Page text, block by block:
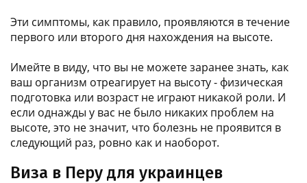
Эти симптомы, как правило, проявляются в течение
первого или второго дня нахождения на высоте.
Имейте в виду, что вы не можете заранее знать, как
ваш организм отреагирует на высоту - физическая
подготовка или возраст не играют никакой роли. И
если однажды у вас не было никаких проблем на
высоте, это не значит, что болезнь не проявится в
следующий раз, ровно как и наоборот.
Виза в Перу для украинцев